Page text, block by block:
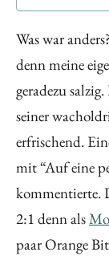
Was war
denn meine
geradezu
seiner
erfrischend.
mit “Auf eine
kommentierte.
2:1 denn als
paar Orange